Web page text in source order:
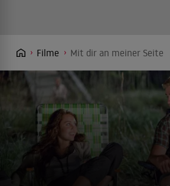
Filme Mit dir an meiner Seite